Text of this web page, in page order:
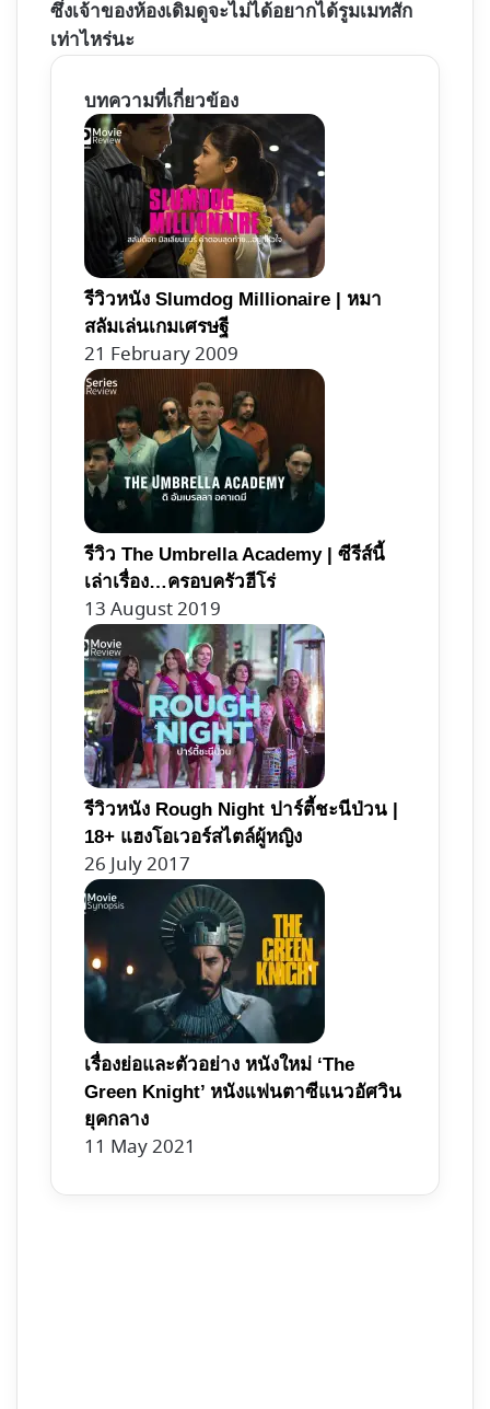
ซึ่งเจ้าของห้องเดิมดูจะไม่ได้อยากได้รูมเมทสัก
เท่าไหร่นะ
บทความที่เกี่ยวข้อง
รีวิวหนัง Slumdog Millionaire | หมา
สลัมเล่นเกมเศรษฐี
21 February 2009
รีวิว The Umbrella Academy | ซีรีส์นี้
เล่าเรื่อง…ครอบครัวฮีโร่
13 August 2019
รีวิวหนัง Rough Night ปาร์ตี้ชะนีป่วน |
18+ แฮงโอเวอร์สไตล์ผู้หญิง
26 July 2017
เรื่องย่อและตัวอย่าง หนังใหม่ ‘The
Green Knight’ หนังแฟนตาซีแนวอัศวิน
ยุคกลาง
11 May 2021